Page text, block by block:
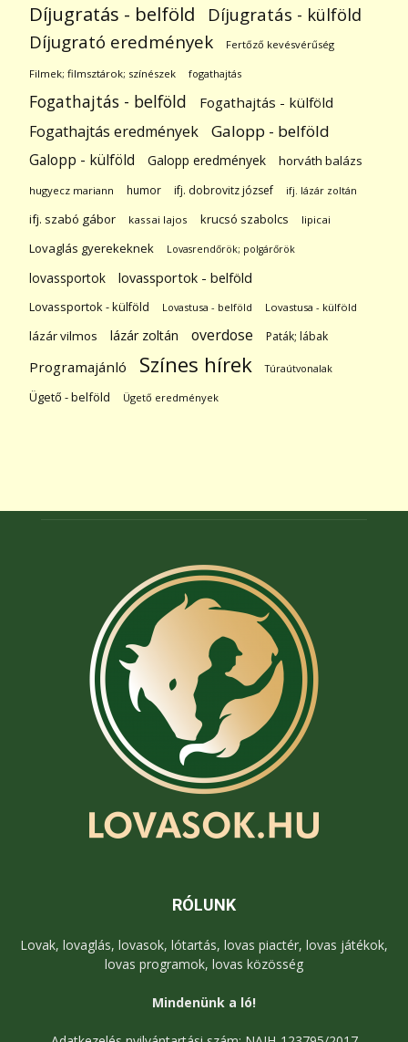
Díjugratás - belföld Díjugratás - külföld
Díjugrató eredmények Fertőző kevésvérűség
Filmek; filmsztárok; színészek fogathajtás
Fogathajtás - belföld Fogathajtás - külföld
Fogathajtás eredmények Galopp - belföld
Galopp - külföld Galopp eredmények horváth balázs
hugyecz mariann humor ifj. dobrovitz józsef ifj. lázár zoltán
ifj. szabó gábor kassai lajos krucsó szabolcs lipicai
Lovaglás gyerekeknek Lovasrendőrök; polgárőrök
lovassportok lovassportok - belföld
Lovassportok - külföld Lovastusa - belföld Lovastusa - külföld
lázár vilmos lázár zoltán overdose Paták; lábak
Programajánló Színes hírek Túraútvonalak
Ügető - belföld Ügető eredmények
RÓLUNK
Lovak, lovaglás, lovasok, lótartás, lovas piactér, lovas játékok,
lovas programok, lovas közösség
Mindenünk a ló!